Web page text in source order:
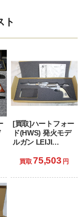
ト
[買取]ハートフォー
ド(HWS) 発火モデ
ルガン LEIJI
COLLECTION 戦士
グーン シリアルナ
買取 75,503 円